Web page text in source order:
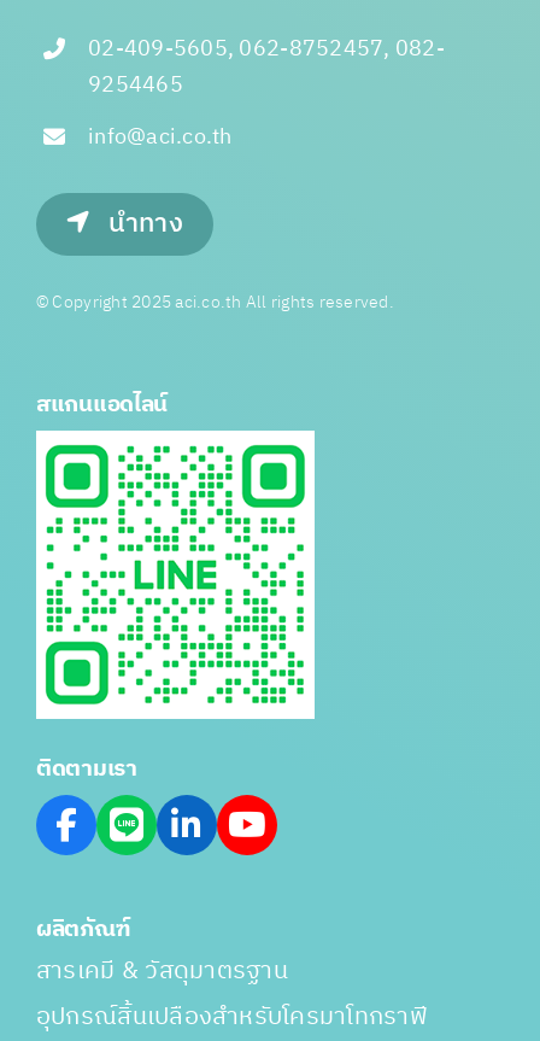
02-409-5605, 062-8752457, 082-
9254465
info@aci.co.th
นำทาง
© Copyright 2025 aci.co.th All rights reserved.
สแกนแอดไลน์
ติดตามเรา
ผลิตภัณฑ์
สารเคมี & วัสดุมาตรฐาน
อุปกรณ์สิ้นเปลืองสำหรับโครมาโทกราฟี